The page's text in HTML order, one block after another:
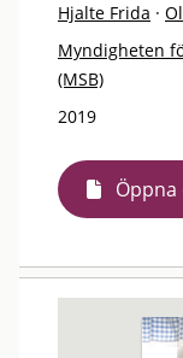
Hjalte Frida ·
Myndigheten
(MSB)
2019